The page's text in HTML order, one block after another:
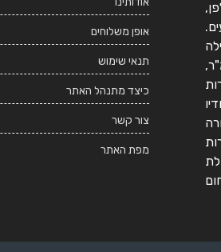
עצום בגודל 4000 מ"ר,
אופן משלוחים
תנאי שימוש
כיצד מתנהל האתר
צור קשר
מפת האתר